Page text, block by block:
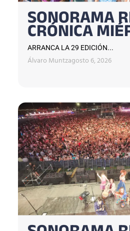
SONORAMA
CRÓNICA
ARRANCA LA 29 EDICIÓN...
Álvaro Muntzagosto 6, 2026